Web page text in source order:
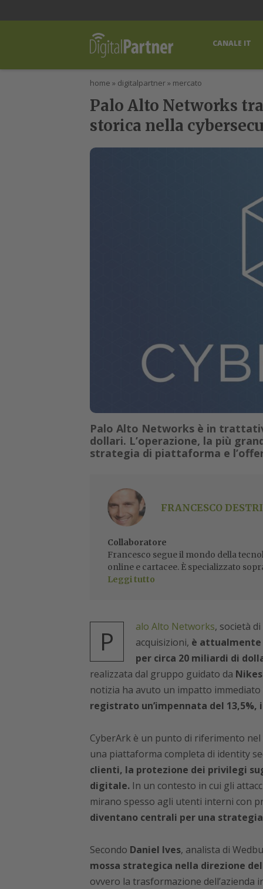
CANALE IT
home » digitalpartner» mercato
Palo Alto Networks
storica nella
Palo Alto Networks è in
dollari. L’operazione, la più
strategia di piattaforma e
FRANCESCO DESTRI
Collaboratore
Francesco segue il mondo della
online e cartacee. È specializzato
Leggi tutto
P alo Alto Networks, società
acquisizioni, è
per circa 20 miliardi di
realizzata dal gruppo guidato da
notizia ha avuto un impatto
registrato un’impennata del 13,5%,
CyberArk è un punto di riferimento
una piattaforma completa di identity
clienti, la protezione dei privilegi
digitale.In un contesto in cui gli
mirano spesso agli utenti interni con
diventano centrali per una
Secondo Daniel Ives, analista di
mossa strategica nella direzione
ovvero la trasformazione